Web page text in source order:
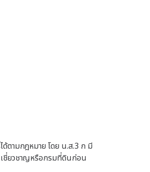
ด้ตามกฎหมาย โดย น.ส.3 ก มี
ชี่ยวชาญหรือกรมที่ดินก่อน